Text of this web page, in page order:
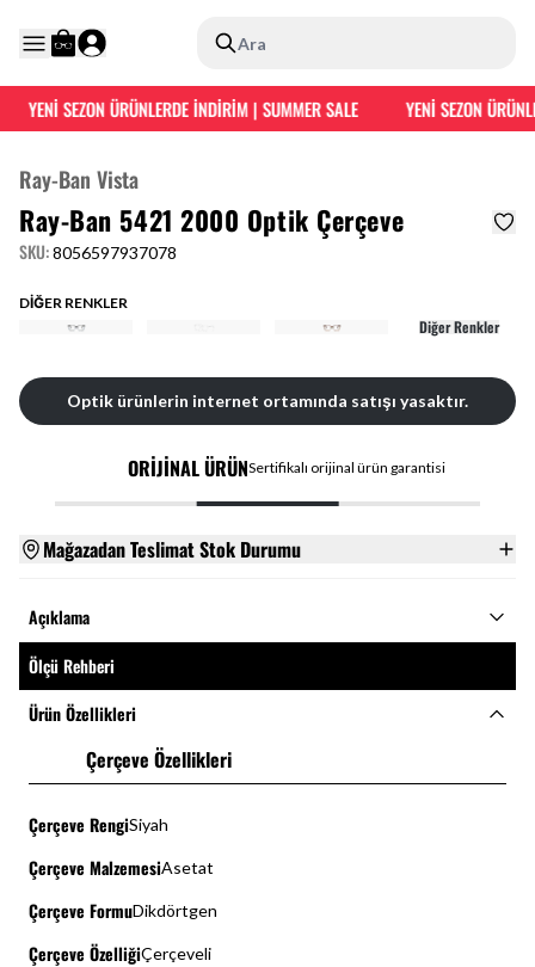
Ara
YENİ SEZON ÜRÜNLERDE İNDİRİM | SUMMER SALE YENİ SEZON
Ray-Ban Vista
Ray-Ban 5421 2000 Optik Çerçeve
SKU:8056597937078
DİĞER RENKLER
Diğer Renkler
Optik ürünlerin internet ortamında satışı yasaktır.
ORİJİNAL ÜRÜNSertifikalı orijinal ürün garantisi
Mağazadan Teslimat Stok Durumu
Açıklama
Ölçü Rehberi
Ürün Özellikleri
Çerçeve Özellikleri
Çerçeve RengiSiyah
Çerçeve MalzemesiAsetat
Çerçeve FormuDikdörtgen
Çerçeve ÖzelliğiÇerçeveli